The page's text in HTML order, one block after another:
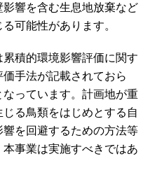
影響を含む生息地放棄など
可能性があります。
累積的環境影響評価に関す
手法が記載されておら
っています。計画地が重
る鳥類をはじめとする自
を回避するための方法等
事業は実施すべきではあ